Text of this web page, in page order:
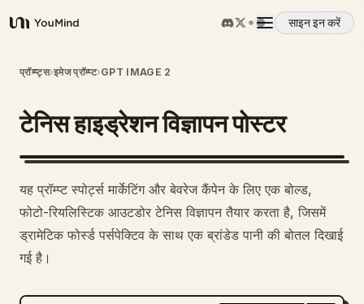
YouMind
साइन इन करें
अवलोकन
उपयोग के मामले
प्रॉम्प्ट
प्रॉम्प्ट्स›इमेज प्रॉम्प्ट›GPT IMAGE 2
टेनिस हाइड्रेशन विज्ञापन पोस्टर
यह प्रॉम्प्ट स्पोर्ट्स मार्केटिंग और बेवरेज कैंपेन के लिए एक बोल्ड,
फोटो-रियलिस्टिक आउटडोर टेनिस विज्ञापन तैयार करता है, जिसमें
ड्रामेटिक फोर्स्ड पर्सपेक्टिव के साथ एक ब्रांडेड पानी की बोतल दिखाई
गई है।